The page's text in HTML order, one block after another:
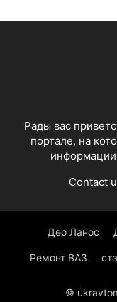
Рады вас
портале, на
Contact
Део Ланос
Ремонт ВАЗ
©